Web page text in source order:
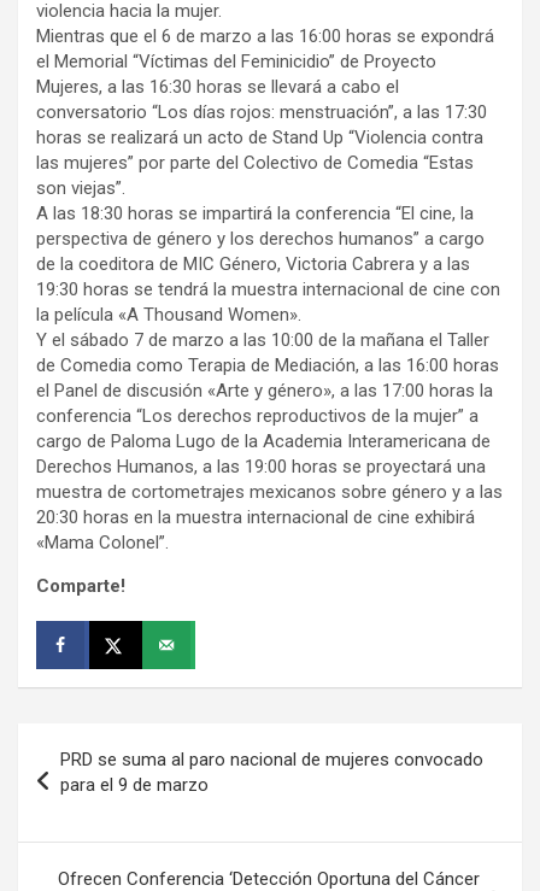
violencia hacia la mujer.
Mientras que el 6 de marzo a las 16:00 horas se expondrá
el Memorial “Víctimas del Feminicidio” de Proyecto
Mujeres, a las 16:30 horas se llevará a cabo el
conversatorio “Los días rojos: menstruación”, a las 17:30
horas se realizará un acto de Stand Up “Violencia contra
las mujeres” por parte del Colectivo de Comedia “Estas
son viejas”.
A las 18:30 horas se impartirá la conferencia “El cine, la
perspectiva de género y los derechos humanos” a cargo
de la coeditora de MIC Género, Victoria Cabrera y a las
19:30 horas se tendrá la muestra internacional de cine con
la película «A Thousand Women».
Y el sábado 7 de marzo a las 10:00 de la mañana el Taller
de Comedia como Terapia de Mediación, a las 16:00 horas
el Panel de discusión «Arte y género», a las 17:00 horas la
conferencia “Los derechos reproductivos de la mujer” a
cargo de Paloma Lugo de la Academia Interamericana de
Derechos Humanos, a las 19:00 horas se proyectará una
muestra de cortometrajes mexicanos sobre género y a las
20:30 horas en la muestra internacional de cine exhibirá
«Mama Colonel”.
Comparte!
de
PRD se suma al paro nacional de mujeres convocado
para el 9 de marzo
Ofrecen Conferencia ‘Detección Oportuna del Cáncer